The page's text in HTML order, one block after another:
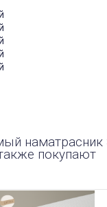
наматрасник
покупают